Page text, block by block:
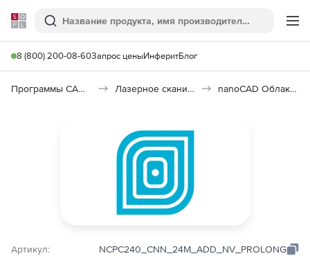
Softline
Поиск
8 (800) 200-08-60Запрос ценыИнферитБлог
Программы САПР и ГИС Лазерное сканирование nanoCAD Облака точек
Артикул: NCPC240_CNN_24M_ADD_NV_PROLONG